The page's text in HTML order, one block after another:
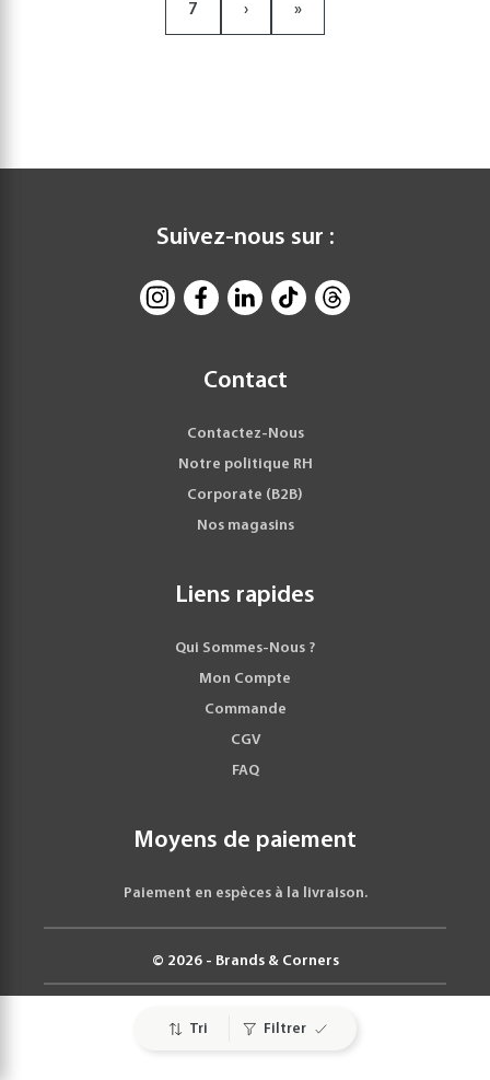
Tri Filtrer
7 › »
Suivez-nous sur :
Contact
Contactez-Nous
Notre politique RH
Corporate (B2B)
Nos magasins
Liens rapides
Qui Sommes-Nous ?
Mon Compte
Commande
CGV
FAQ
Moyens de paiement
Paiement en espèces à la livraison.
© 2026 - Brands & Corners